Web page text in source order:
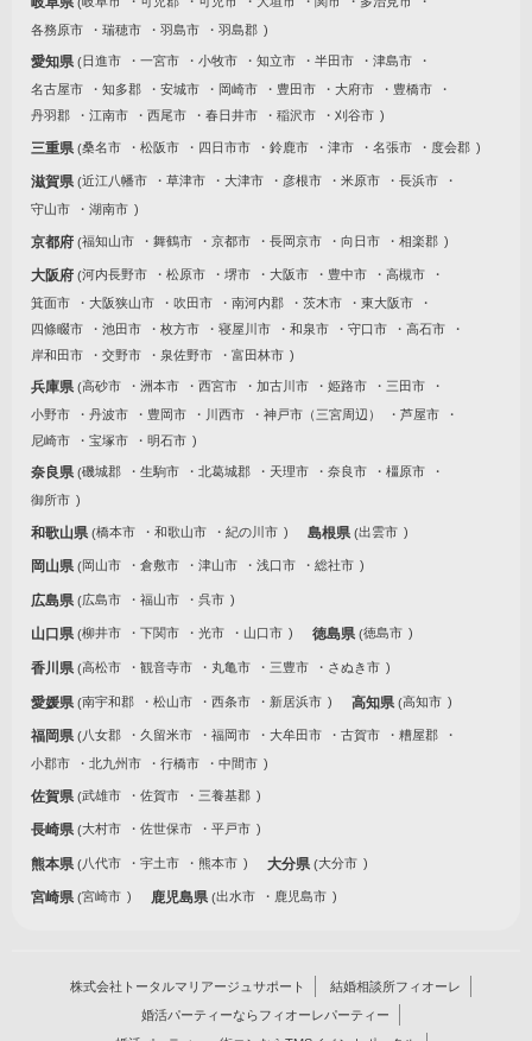
各務原市
瑞穂市 羽島市 羽島郡
愛知県 日進市 一宮市 小牧市 知立市 半田市
津島市
名古屋市
知多郡 安城市 岡崎市 豊田市 大府市
豊橋市
丹羽郡
江南市 西尾市 春日井市 稲沢市 刈谷市
三重県 桑名市 松阪市 四日市市 鈴鹿市 津市 名張市 度会郡
滋賀県 近江八幡市 草津市 大津市 彦根市 米原市
長浜市
守山市
湖南市
京都府 福知山市 舞鶴市 京都市 長岡京市 向日市 相楽郡
大阪府 河内長野市 松原市 堺市 大阪市 豊中市
高槻市
箕面市
大阪狭山市 吹田市 南河内郡 茨木市
東大阪市
四條畷市
池田市 枚方市 寝屋川市 和泉市 守口市
高石市
岸和田市
交野市 泉佐野市 富田林市
兵庫県 高砂市 洲本市 西宮市 加古川市 姫路市
三田市
小野市
丹波市 豊岡市 川西市 神戸市（三宮周辺）
芦屋市
尼崎市
宝塚市 明石市
奈良県 磯城郡 生駒市 北葛城郡 天理市 奈良市
橿原市
御所市
和歌山県 橋本市 和歌山市 紀の川市 島根県 出雲市
岡山県 岡山市 倉敷市 津山市 浅口市 総社市
広島県 広島市 福山市 呉市
山口県 柳井市 下関市 光市 山口市 徳島県 徳島市
香川県 高松市 観音寺市 丸亀市 三豊市 さぬき市
愛媛県 南宇和郡 松山市 西条市 新居浜市 高知県 高知市
福岡県 八女郡 久留米市 福岡市 大牟田市 古賀市
糟屋郡
小郡市
北九州市 行橋市 中間市
佐賀県 武雄市 佐賀市 三養基郡
長崎県 大村市 佐世保市 平戸市
熊本県 八代市 宇土市 熊本市 大分県 大分市
宮崎県 宮崎市 鹿児島県 出水市 鹿児島市
株式会社トータルマリアージュサポート
結婚相談所フィオーレ
婚活パーティーならフィオーレパーティー